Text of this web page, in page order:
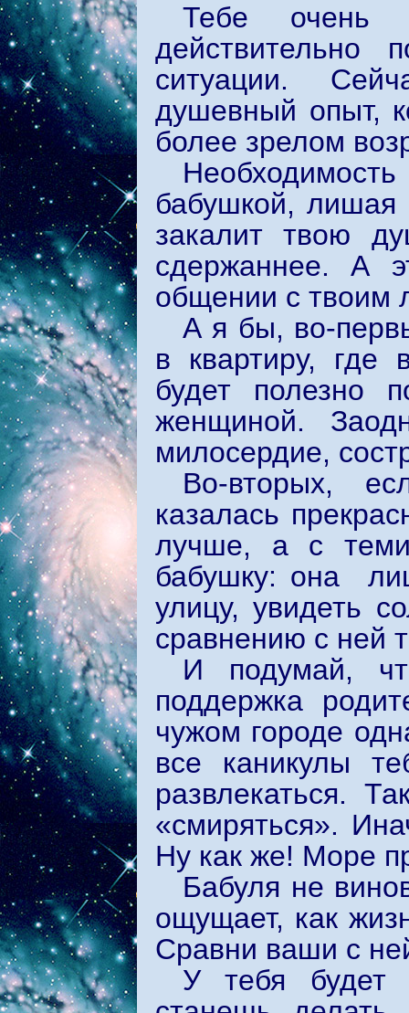
Тебе
действительно
ситуации.
душевный опыт,
более зрелом
бабушкой, лишая
закалит твою
сдержаннее. А
общении с
А я бы, во-
в квартиру,
будет полезно
женщиной.
милосердие,
Во-вторых,
казалась
лучше, а с
бабушку: она
улицу, увидеть
сравнению с ней
И подумай,
поддержка
чужом городе
все каникулы
развлекаться.
«смиряться».
Ну как же! Море
Бабуля не
ощущает, как
Сравни ваши с
У тебя будет